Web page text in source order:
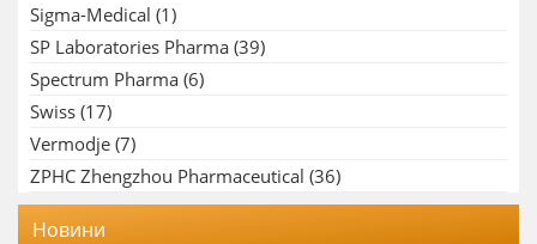
Sigma-Medical (1)
SP Laboratories Pharma (39)
Spectrum Pharma (6)
Swiss (17)
Vermodje (7)
ZPHC Zhengzhou Pharmaceutical (36)
Новини